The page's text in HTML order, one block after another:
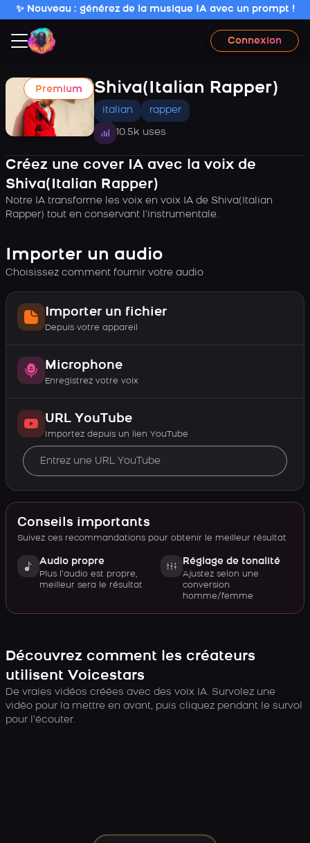
✨ Nouveau : générez de la musique IA avec un prompt !
Connexion
Premium Shiva(Italian Rapper)
italian rapper
10.5k uses
Créez une cover IA avec la voix de
Shiva(Italian Rapper)
Notre IA transforme les voix en voix IA de Shiva(Italian
Rapper) tout en conservant l’instrumentale.
Importer un audio
Choisissez comment fournir votre audio
Importer un fichier
Depuis votre appareil
Microphone
Enregistrez votre voix
URL YouTube
Importez depuis un lien YouTube
Conseils importants
Suivez ces recommandations pour obtenir le meilleur résultat
Audio propre
Plus l’audio est propre,
meilleur sera le résultat
Réglage de tonalité
Ajustez selon une
conversion
homme/femme
Découvrez comment les créateurs
utilisent Voicestars
De vraies vidéos créées avec des voix IA. Survolez une
vidéo pour la mettre en avant, puis cliquez pendant le survol
pour l’écouter.